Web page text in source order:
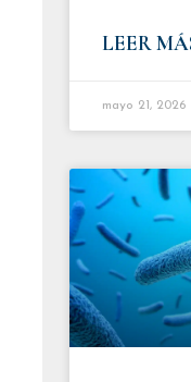
LEER
mayo 21, 2026